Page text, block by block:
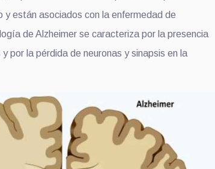
y están asociados con la enfermedad de
de Alzheimer se caracteriza por la presencia
por la pérdida de neuronas y sinapsis en la